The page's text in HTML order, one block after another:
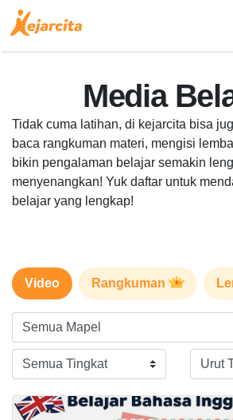
Media
Tidak cuma latihan, di kejarcita bisa
baca rangkuman materi, mengisi
bikin pengalaman belajar semakin
menyenangkan! Yuk daftar untuk
belajar yang lengkap!
Video Rangkuman